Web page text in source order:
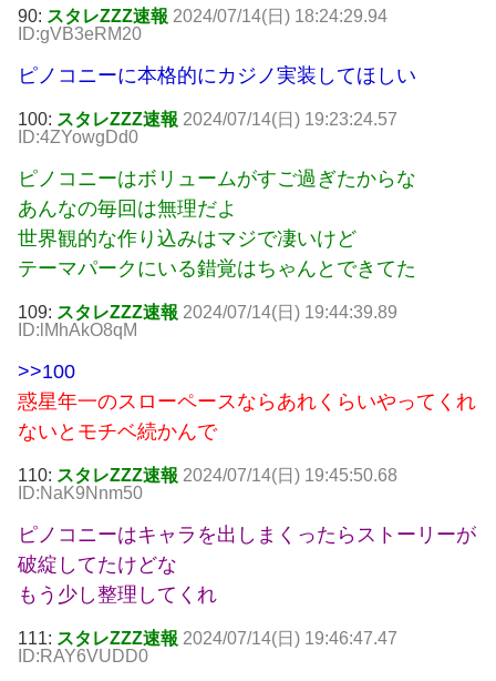
90: スタレZZZ速報 2024/07/14(日) 18:24:29.94
ID:gVB3eRM20
ピノコニーに本格的にカジノ実装してほしい
100: スタレZZZ速報 2024/07/14(日) 19:23:24.57
ID:4ZYowgDd0
ピノコニーはボリュームがすご過ぎたからな
あんなの毎回は無理だよ
世界観的な作り込みはマジで凄いけど
テーマパークにいる錯覚はちゃんとできてた
109: スタレZZZ速報 2024/07/14(日) 19:44:39.89
ID:lMhAkO8qM
>>100
惑星年一のスローペースならあれくらいやってくれ
ないとモチベ続かんで
110: スタレZZZ速報 2024/07/14(日) 19:45:50.68
ID:NaK9Nnm50
ピノコニーはキャラを出しまくったらストーリーが
破綻してたけどな
もう少し整理してくれ
111: スタレZZZ速報 2024/07/14(日) 19:46:47.47
ID:RAY6VUDD0